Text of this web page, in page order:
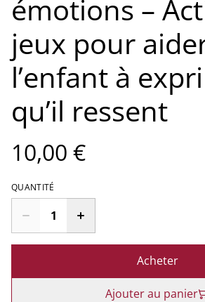
émotions –
jeux pour
l’enfant à
qu’il ressent
10,00 €
QUANTITÉ
Acheter
Ajouter au panier